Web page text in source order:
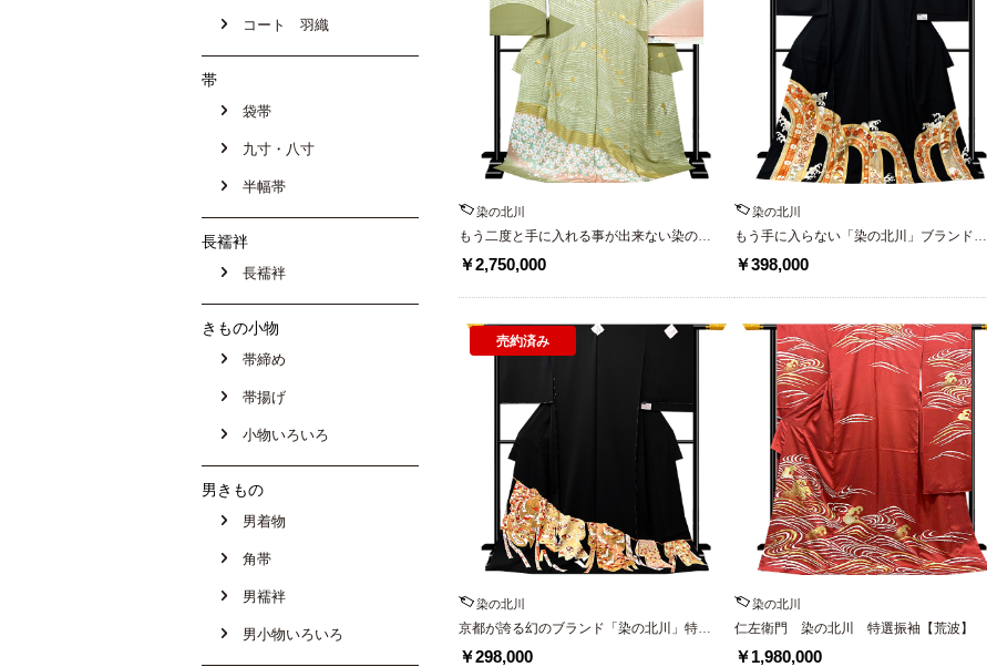
コート 羽織
帯
袋帯
九寸・八寸
半幅帯
長襦袢
長襦袢
きもの小物
帯締め
帯揚げ
小物いろいろ
男きもの
男着物
角帯
男襦袢
男小物いろいろ
染の北川
もう二度と手に入れる事が出来ない染の北
川謹製の最高級訪問着
￥2,750,000
染の北川
もう手に入らない「染の北川」ブランド京
友禅黒留袖
￥398,000
染の北川
京都が誇る幻のブランド「染の北川」特選
黒留袖
￥298,000
売約済み
染の北川
仁左衛門 染の北川 特選振袖【荒波】
￥1,980,000